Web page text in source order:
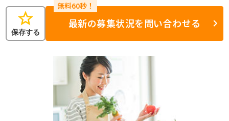
star
保存する
最新の募集状況を問い合わせる